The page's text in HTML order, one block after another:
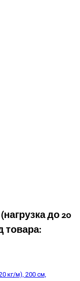
до 20
товара: